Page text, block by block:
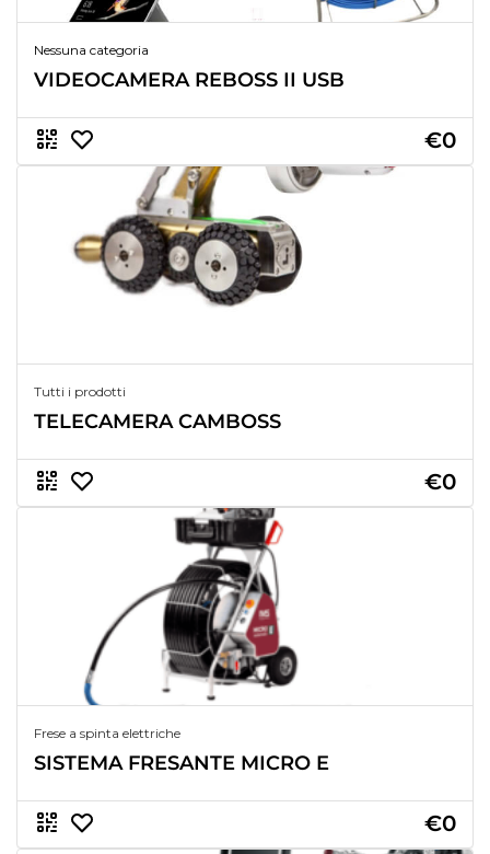
Nessuna categoria
VIDEOCAMERA REBOSS II USB
€0
Tutti i prodotti
TELECAMERA CAMBOSS
€0
Frese a spinta elettriche
SISTEMA FRESANTE MICRO E
€0